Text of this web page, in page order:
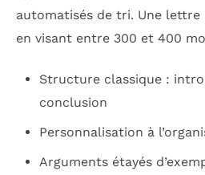
automatisés de tri. Une lettre
en visant entre 300 et 400
Structure classique :
conclusion
Personnalisation à
Arguments étayés